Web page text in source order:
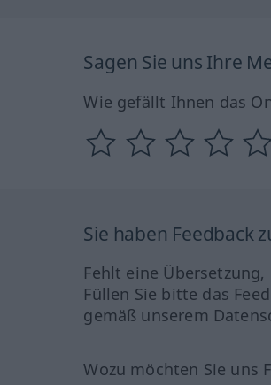
Sagen Sie uns Ihre
Wie gefällt Ihnen das
Sie haben Feedback
Fehlt eine
Füllen Sie bitte das
gemäß unserem
Wozu möchten Sie uns